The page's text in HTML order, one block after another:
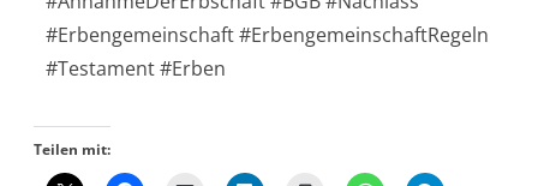
#Erbengemeinschaft #ErbengemeinschaftRegeln
#Testament #Erben
Teilen mit: